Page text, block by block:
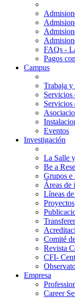
FAQs -
Pagos
Campus
Trabaja y
Servicios
Servicios
Eventos
Investigación
La Salle
Be a
Grupos e
Áreas de
Líneas
Proyectos
Comité
Revista
CFI-
Empresa
Career